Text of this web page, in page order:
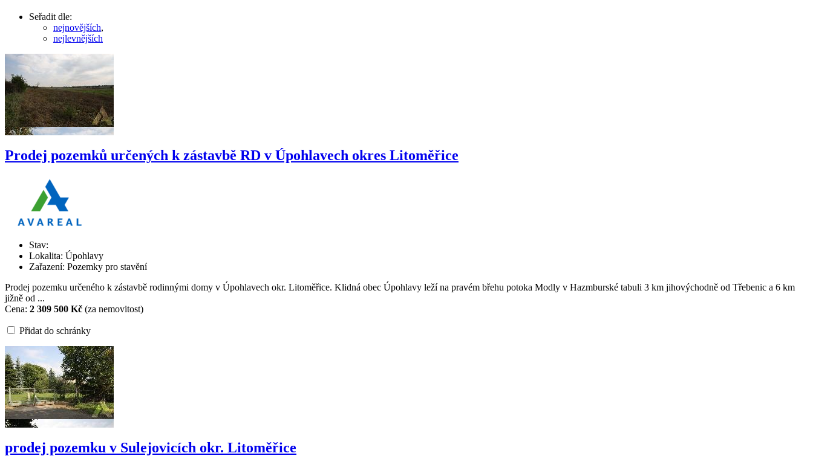
Seřadit dle:
nejnovějších,
nejlevnějších
Prodej pozemků určených k zástavbě RD v Úpohlavech okres Litoměřice
Stav:
Lokalita: Úpohlavy
Zařazení: Pozemky pro stavění
Prodej pozemku určeného k zástavbě rodinnými domy v Úpohlavech okr. Litoměřice. Klidná obec Úpohlavy leží na pravém břehu potoka Modly v Hazmburské tabuli 3 km jihovýchodně od Třebenic a 6 km
jižně od ...
Cena: 2 309 500 Kč (za nemovitost)
Přidat do schránky
prodej pozemku v Sulejovicích okr. Litoměřice